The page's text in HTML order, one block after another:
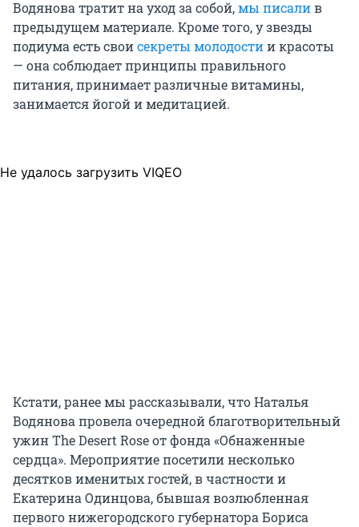
Водянова тратит на уход за собой,мы писалив
предыдущем материале. Кроме того, у звезды
подиума есть своисекреты молодостии красоты
— она соблюдает принципы правильного
питания, принимает различные витамины,
занимается йогой и медитацией.
Не удалось загрузить VIQEO
Кстати, ранее мы рассказывали, что Наталья
Водянова провела очередной благотворительный
ужин The Desert Rose от фонда «Обнаженные
сердца». Мероприятие посетили несколько
десятков именитых гостей, в частности и
Екатерина Одинцова, бывшая возлюбленная
первого нижегородского губернатора Бориса